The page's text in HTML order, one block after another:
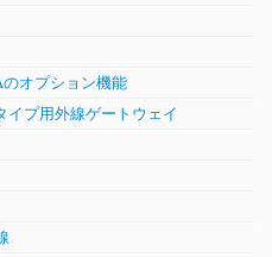
オプション機能
イプ用外線ゲートウェイ